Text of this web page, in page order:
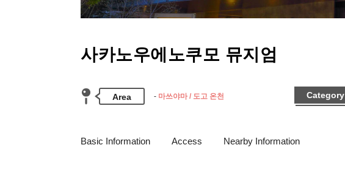
사카노우에노쿠모 뮤지엄
Area 마쓰야마 / 도고 온천 Category
Basic Information Access Nearby Information